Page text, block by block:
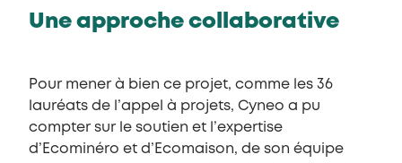
Une approche collaborative
Pour mener à bien ce projet, comme les 36
lauréats de l’appel à projets, Cyneo a pu
compter sur le soutien et l’expertise
d’Ecominéro et d’Ecomaison, de son équipe